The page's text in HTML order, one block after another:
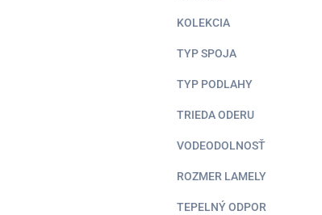
KOLEKCIA
TYP SPOJA
TYP PODLAHY
TRIEDA ODERU
VODEODOLNOSŤ
ROZMER LAMELY
TEPELNÝ ODPOR